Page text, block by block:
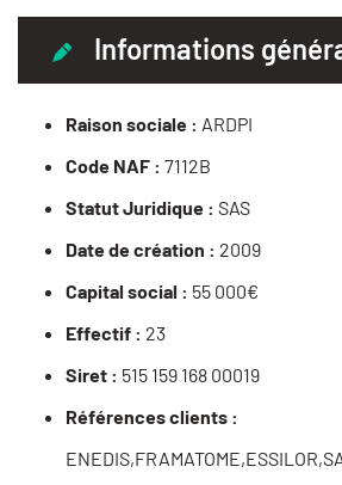
Informations
Raison sociale : ARDPI
Code NAF : 7112B
Statut Juridique : SAS
Date de création : 2009
Capital social : 55 000€
Effectif : 23
Siret : 515 159 168 00019
Références clients :